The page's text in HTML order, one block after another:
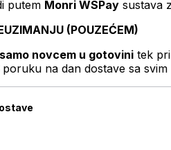
putem Monri WSPay sustava
(POUZEĆEM)
samo novcem u gotovini tek
na dan dostave sa svim